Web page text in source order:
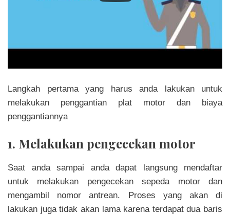
Langkah pertama yang harus anda lakukan untuk
melakukan penggantian plat motor dan biaya
penggantiannya
1. Melakukan pengecekan motor
Saat anda sampai anda dapat langsung mendaftar
untuk melakukan pengecekan sepeda motor dan
mengambil nomor antrean. Proses yang akan di
lakukan juga tidak akan lama karena terdapat dua baris